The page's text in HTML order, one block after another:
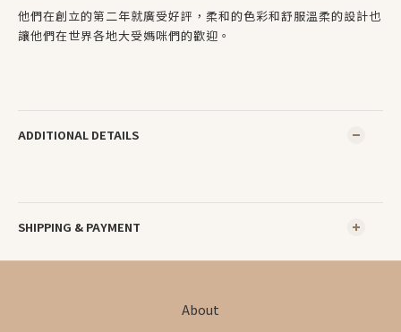
他們在創立的第二年就廣受好評，柔和的色彩和舒服溫柔的設計也
讓他們在世界各地大受媽咪們的歡迎。
ADDITIONAL DETAILS
SHIPPING & PAYMENT
About